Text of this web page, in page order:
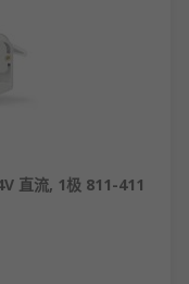
直流, 1极 811-411